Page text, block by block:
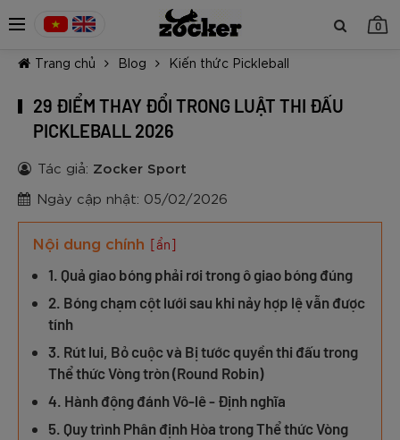
0
Trang chủ Blog Kiến thức Pickleball
29 ĐIỂM THAY ĐỔI TRONG LUẬT THI ĐẤU
PICKLEBALL 2026
Tác giả: Zocker Sport
Ngày cập nhật: 05/02/2026
Nội dung chính [ẩn]
1. Quả giao bóng phải rơi trong ô giao bóng đúng
2. Bóng chạm cột lưới sau khi nảy hợp lệ vẫn được
tính
3. Rút lui, Bỏ cuộc và Bị tước quyền thi đấu trong
Thể thức Vòng tròn (Round Robin)
4. Hành động đánh Vô-lê - Định nghĩa
5. Quy trình Phân định Hòa trong Thể thức Vòng